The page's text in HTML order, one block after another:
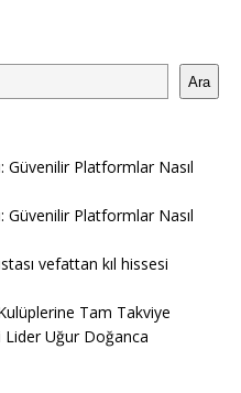
Ara
Güvenilir Platformlar Nasıl
Güvenilir Platformlar Nasıl
vefattan kıl hissesi
Tam Takviye
Lider Uğur Doğanca